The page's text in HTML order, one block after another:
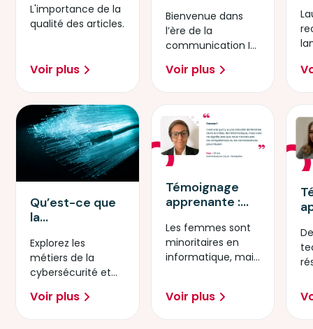
du numérique
L'importance de la
qualité des articles.
Voir plus
l'ère de l'IA
Bienvenue dans
l’ère de la
communication IA,
révolutionne nos
interactions au
quotidien.
Voir plus
Qu’est-ce que
la
Explorez les
métiers de la
cybersécurité et
qu’ils offrent aux
entreprises.
Voir plus
Témoignage
apprenante :
Cloud Ecole
Cloud
Microsoft by
Les femmes sont
minoritaires en
informatique, mais
pour réussir !
Voir plus